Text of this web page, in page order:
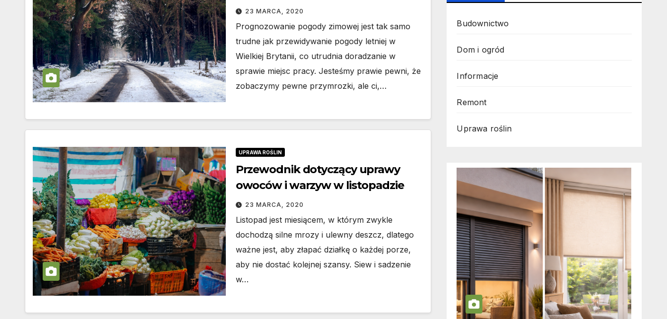
23 MARCA, 2020
Prognozowanie pogody zimowej jest tak samo
trudne jak przewidywanie pogody letniej w
Wielkiej Brytanii, co utrudnia doradzanie w
sprawie miejsc pracy. Jesteśmy prawie pewni, że
zobaczymy pewne przymrozki, ale ci,…
UPRAWA ROŚLIN
Przewodnik dotyczący uprawy
owoców i warzyw w listopadzie
23 MARCA, 2020
Listopad jest miesiącem, w którym zwykle
dochodzą silne mrozy i ulewny deszcz, dlatego
ważne jest, aby złapać działkę o każdej porze,
aby nie dostać kolejnej szansy. Siew i sadzenie
w…
Budownictwo
Dom i ogród
Informacje
Remont
Uprawa roślin